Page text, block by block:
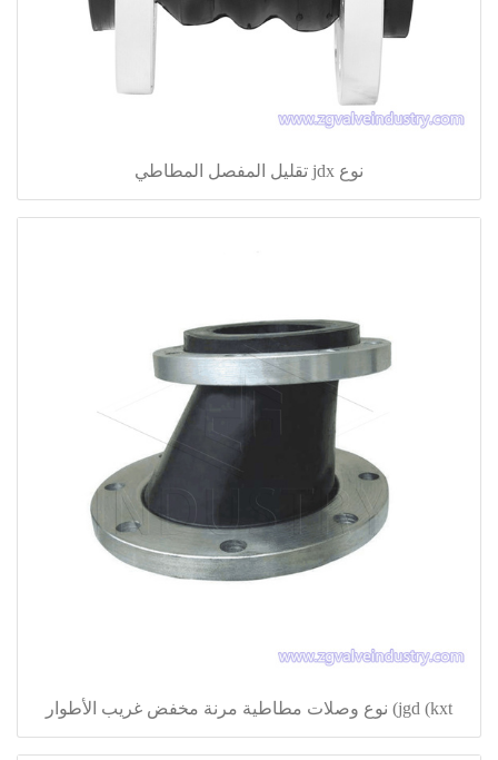
نوع jdx تقليل المفصل المطاطي
jgd (kxt) نوع وصلات مطاطية مرنة مخفض غريب الأطوار